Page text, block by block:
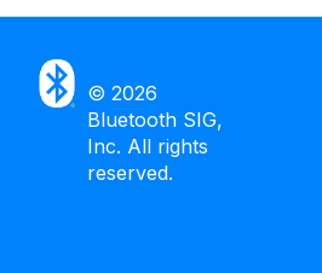
©2026
Bluetooth SIG,
Inc. All rights
reserved.